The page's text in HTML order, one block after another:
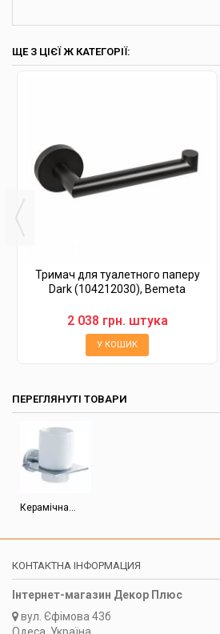
ЩЕ З ЦІЄЇ Ж КАТЕГОРІЇ:
Тримач для туалетного паперу
Dark (104212030), Bemeta
2 038 грн. штука
У КОШИК
ПЕРЕГЛЯНУТІ ТОВАРИ
Керамічна...
КОНТАКТНА ІНФОРМАЦИЯ
Інтернет-магазин Декор Плюс
вул. Єфімова 43б